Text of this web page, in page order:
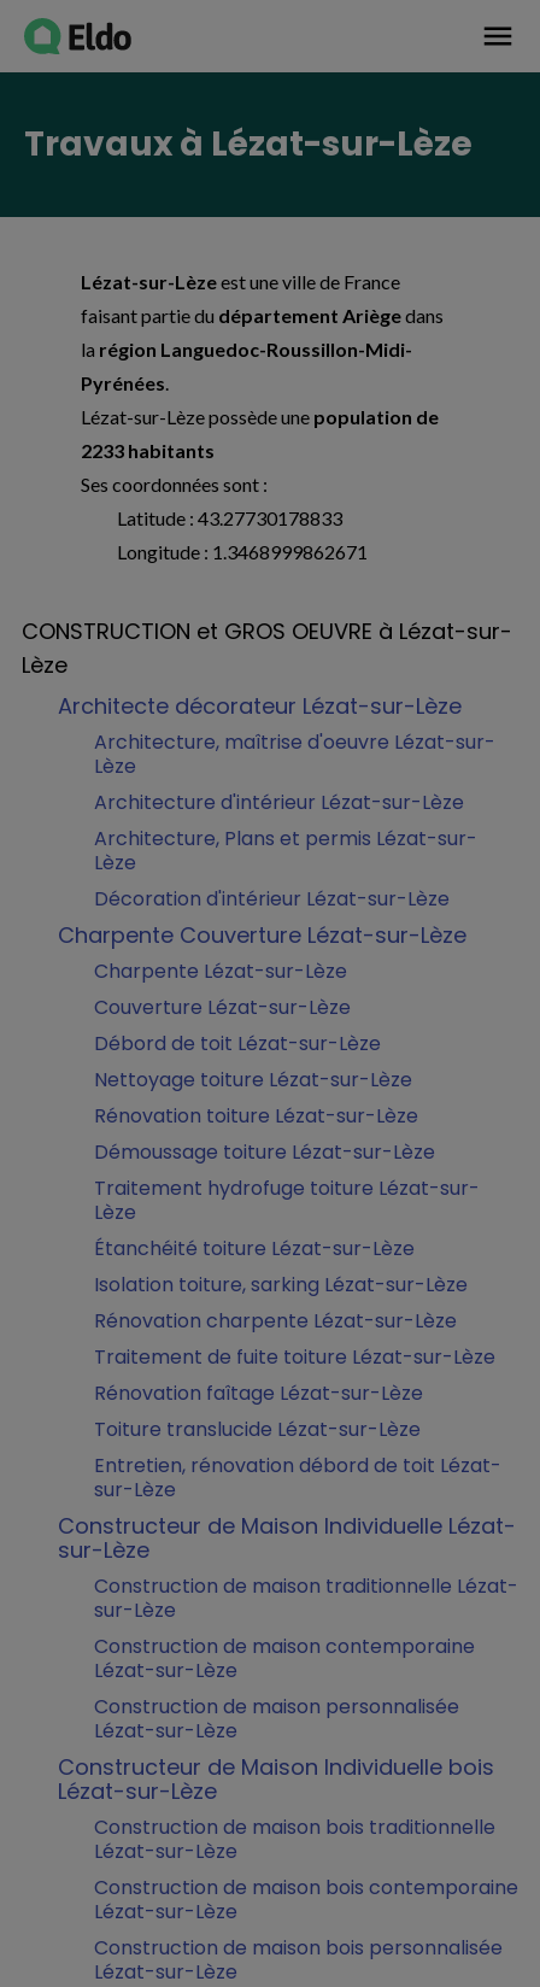
menu
Travaux à Lézat-sur-Lèze
Lézat-sur-Lèzeest une ville de France
faisant partie du département Ariègedans
la région Languedoc-Roussillon-Midi-
Pyrénées.
Lézat-sur-Lèze possède une population de
2233 habitants
Ses coordonnées sont :
Latitude : 43.27730178833
Longitude : 1.3468999862671
CONSTRUCTION et GROS OEUVRE à Lézat-sur-
Lèze
Architecte décorateur Lézat-sur-Lèze
Architecture, maîtrise d'oeuvre Lézat-sur-
Lèze
Architecture d'intérieur Lézat-sur-Lèze
Architecture, Plans et permis Lézat-sur-
Lèze
Décoration d'intérieur Lézat-sur-Lèze
Charpente Couverture Lézat-sur-Lèze
Charpente Lézat-sur-Lèze
Couverture Lézat-sur-Lèze
Débord de toit Lézat-sur-Lèze
Nettoyage toiture Lézat-sur-Lèze
Rénovation toiture Lézat-sur-Lèze
Démoussage toiture Lézat-sur-Lèze
Traitement hydrofuge toiture Lézat-sur-
Lèze
Étanchéité toiture Lézat-sur-Lèze
Isolation toiture, sarking Lézat-sur-Lèze
Rénovation charpente Lézat-sur-Lèze
Traitement de fuite toiture Lézat-sur-Lèze
Rénovation faîtage Lézat-sur-Lèze
Toiture translucide Lézat-sur-Lèze
Entretien, rénovation débord de toit Lézat-
sur-Lèze
Constructeur de Maison Individuelle Lézat-
sur-Lèze
Construction de maison traditionnelle Lézat-
sur-Lèze
Construction de maison contemporaine
Lézat-sur-Lèze
Construction de maison personnalisée
Lézat-sur-Lèze
Constructeur de Maison Individuelle bois
Lézat-sur-Lèze
Construction de maison bois traditionnelle
Lézat-sur-Lèze
Construction de maison bois contemporaine
Lézat-sur-Lèze
Construction de maison bois personnalisée
Lézat-sur-Lèze